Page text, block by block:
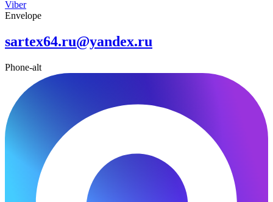
Viber
Envelope
sartex64.ru@yandex.ru
Phone-alt